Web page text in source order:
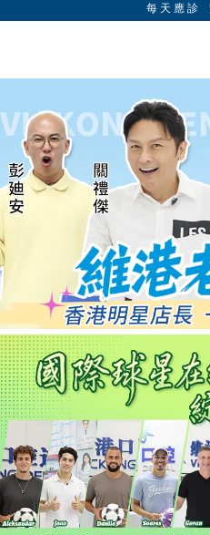
每 天 應 診